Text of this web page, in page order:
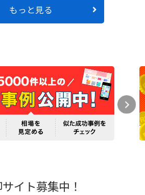
もっと見る
イト募集中！